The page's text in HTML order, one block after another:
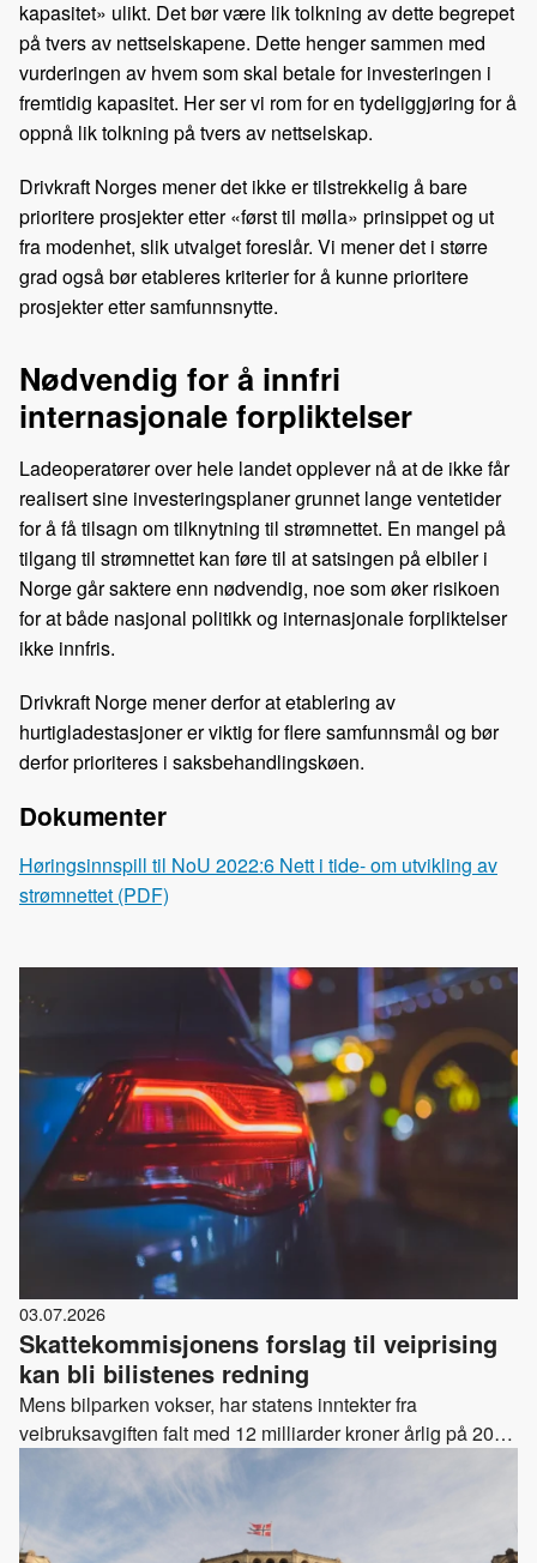
kapasitet» ulikt. Det bør være lik tolkning av dette begrepet
på tvers av nettselskapene. Dette henger sammen med
vurderingen av hvem som skal betale for investeringen i
fremtidig kapasitet. Her ser vi rom for en tydeliggjøring for å
oppnå lik tolkning på tvers av nettselskap.
Drivkraft Norges mener det ikke er tilstrekkelig å bare
prioritere prosjekter etter «først til mølla» prinsippet og ut
fra modenhet, slik utvalget foreslår. Vi mener det i større
grad også bør etableres kriterier for å kunne prioritere
prosjekter etter samfunnsnytte.
Nødvendig for å innfri
internasjonale forpliktelser
Ladeoperatører over hele landet opplever nå at de ikke får
realisert sine investeringsplaner grunnet lange ventetider
for å få tilsagn om tilknytning til strømnettet. En mangel på
tilgang til strømnettet kan føre til at satsingen på elbiler i
Norge går saktere enn nødvendig, noe som øker risikoen
for at både nasjonal politikk og internasjonale forpliktelser
ikke innfris.
Drivkraft Norge mener derfor at etablering av
hurtigladestasjoner er viktig for flere samfunnsmål og bør
derfor prioriteres i saksbehandlingskøen.
Dokumenter
Høringsinnspill til NoU 2022:6 Nett i tide- om utvikling av
strømnettet (PDF)
03.07.2026
Skattekommisjonens forslag til veiprising
kan bli bilistenes redning
Mens bilparken vokser, har statens inntekter fra
veibruksavgiften falt med 12 milliarder kroner årlig på 20
år. Regjeringen må lytte når Skattekommisjonen foreslår
nye måter å betale for bruken av veiene, ellers risikerer vi å
ende med en dyr og dårlig hastverksløsning for både el,
bensin og diesel.